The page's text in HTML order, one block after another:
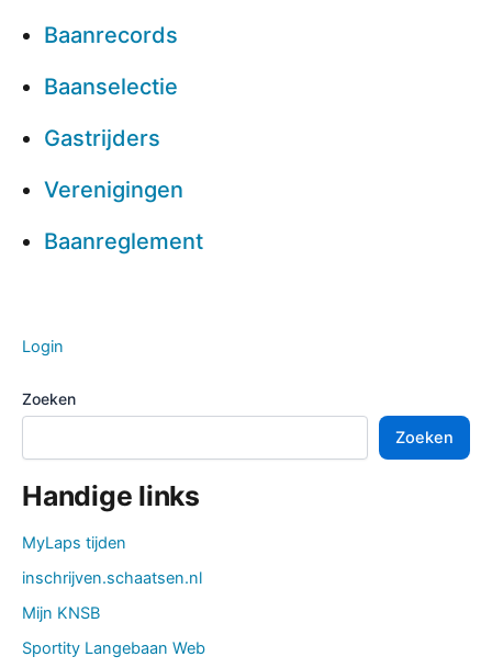
Baanrecords
Baanselectie
Gastrijders
Verenigingen
Baanreglement
Login
Zoeken
Zoeken
Handige links
MyLaps tijden
inschrijven.schaatsen.nl
Mijn KNSB
Sportity Langebaan Web